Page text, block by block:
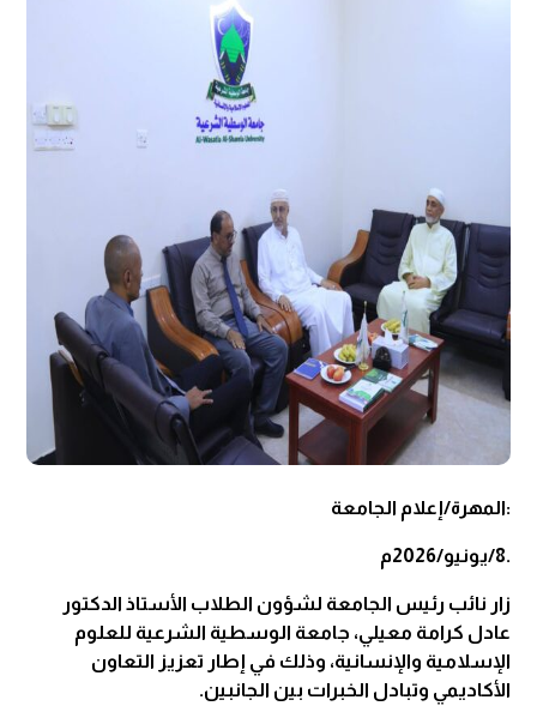
:المهرة/إعلام الجامعة
.8/يونيو/2026م
زار نائب رئيس الجامعة لشؤون الطلاب الأستاذ الدكتور
عادل كرامة معيلي، جامعة الوسطية الشرعية للعلوم
الإسلامية والإنسانية، وذلك في إطار تعزيز التعاون
الأكاديمي وتبادل الخبرات بين الجانبين.